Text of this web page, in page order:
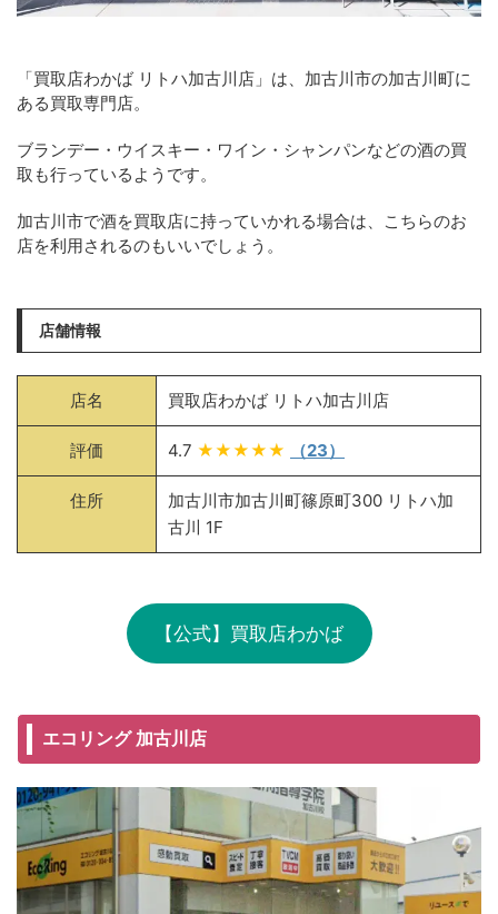
「買取店わかば リトハ加古川店」は、加古川市の加古川町に
ある買取専門店。
ブランデー・ウイスキー・ワイン・シャンパンなどの酒の買
取も行っているようです。
加古川市で酒を買取店に持っていかれる場合は、こちらのお
店を利用されるのもいいでしょう。
店舗情報
店名 買取店わかば リトハ加古川店
評価 4.7 ★★★★★ （23）
住所
加古川市加古川町篠原町300 リトハ加
古川 1F
【公式】買取店わかば
エコリング 加古川店